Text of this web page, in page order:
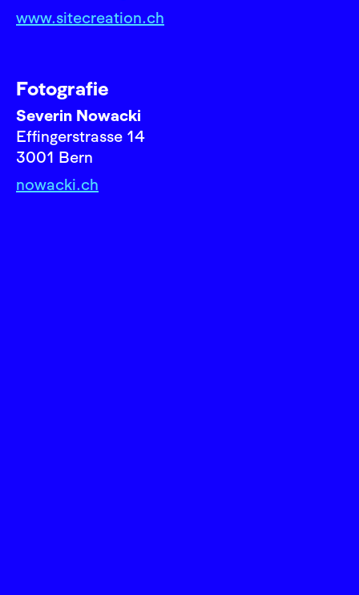
www.sitecreation.ch
Fotografie
Severin Nowacki
Effingerstrasse 14
3001 Bern
nowacki.ch